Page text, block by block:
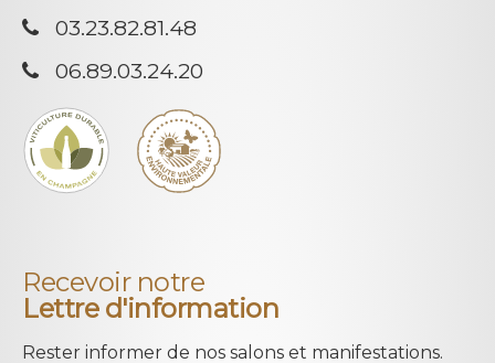
03.23.82.81.48
06.89.03.24.20
Recevoir notre
Lettre d'information
Rester informer de nos salons et manifestations.